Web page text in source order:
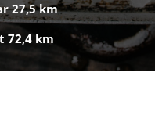
27,5 km
72,4 km